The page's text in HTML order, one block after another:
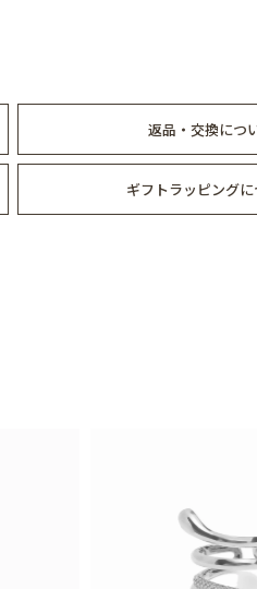
返品・交換につ
ギフトラッピング